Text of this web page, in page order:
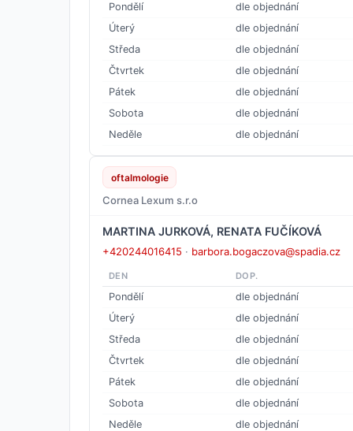
Pondělí
dle objednání
Úterý
dle objednání
Středa
dle objednání
Čtvrtek
dle objednání
Pátek
dle objednání
Sobota
dle objednání
Neděle
dle objednání
oftalmologie
Cornea Lexum s.r.o
MARTINA JURKOVÁ, RENATA FUČÍKOVÁ
+420244016415 · barbora.bogaczova@spadia.cz
DEN DOP.
Pondělí
dle objednání
Úterý
dle objednání
Středa
dle objednání
Čtvrtek
dle objednání
Pátek
dle objednání
Sobota
dle objednání
Neděle
dle objednání